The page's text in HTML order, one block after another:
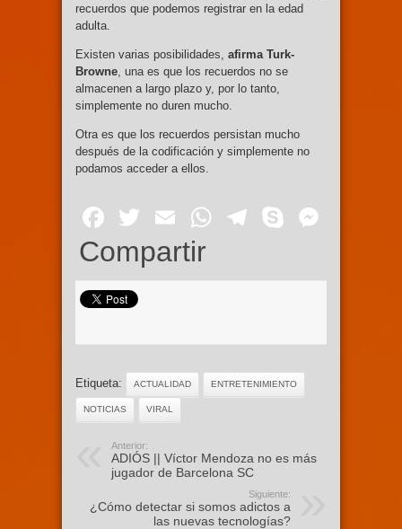
recuerdos que podemos registrar en la edad
adulta.
Existen varias posibilidades, afirma Turk-
Browne, una es que los recuerdos no se
almacenen a largo plazo y, por lo tanto,
simplemente no duren mucho.
Otra es que los recuerdos persistan mucho
después de la codificación y simplemente no
podamos acceder a ellos.
Facebook
Twitter
EmailWhatsApp
Telegram
Skype
Compartir
Etiqueta: ACTUALIDAD ENTRETENIMIENTO
NOTICIAS VIRAL
Anterior:
ADIÓS || Víctor Mendoza no es más
jugador de Barcelona SC
Siguiente:
¿Cómo detectar si somos adictos a
las nuevas tecnologías?